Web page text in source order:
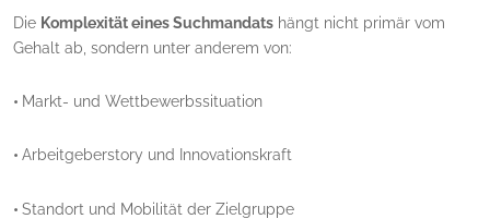
Die Komplexität eines Suchmandats hängt nicht primär vom
Gehalt ab, sondern unter anderem von:
• Markt- und Wettbewerbssituation
• Arbeitgeberstory und Innovationskraft
• Standort und Mobilität der Zielgruppe